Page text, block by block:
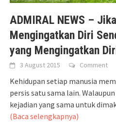
ADMIRAL NEWS –
Mengingatkan Diri
yang Mengingatkan
3 August 2015 Comment
Kehidupan setiap manusia
persis satu sama lain.
kejadian yang sama untuk
(Baca selengkapnya)